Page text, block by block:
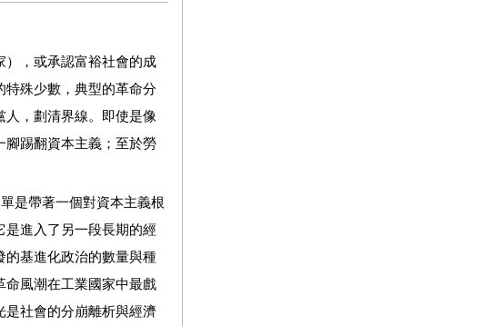
），或承認富裕社會的成
特殊少數，典型的革命分
，劃清界線。即使是像
腳踢翻資本主義；至於勞
是帶著一個對資本主義根
進入了另一段長期的經
的基進化政治的數量與種
命風潮在工業國家中最戲
是社會的分崩離析與經濟